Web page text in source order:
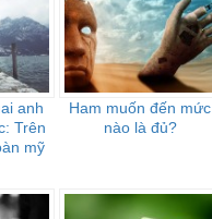
anh
Trên
mỹ
Ham muốn đến mức
nào là đủ?